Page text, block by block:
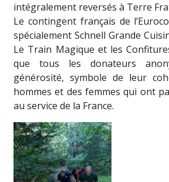
intégralement reversés à Terre
Le contingent français de
spécialement Schnell Grande
Le Train Magique et les
que tous les donateurs
générosité, symbole de leur
hommes et des femmes qui ont
au service de la France.